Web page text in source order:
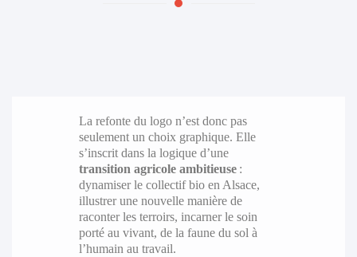
La refonte du logo n’est donc pas
seulement un choix graphique. Elle
s’inscrit dans la logique d’une
transition agricole ambitieuse:
dynamiser le collectif bio en Alsace,
illustrer une nouvelle manière de
raconter les terroirs, incarner le soin
porté au vivant, de la faune du sol à
l’humain au travail.